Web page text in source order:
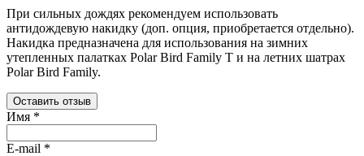
При сильных дождях рекомендуем использовать
антидождевую накидку (доп. опция, приобретается отдельно).
Накидка предназначена для использования на зимних
утепленных палатках Polar Bird Family T и на летних шатрах
Polar Bird Family.
Оставить отзыв
Имя *
E-mail *